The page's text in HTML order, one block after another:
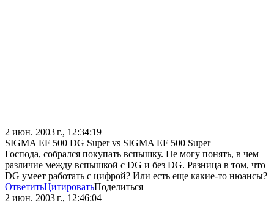
2 июн. 2003 г., 12:34:19
SIGMA EF 500 DG Super vs SIGMA EF 500 Super
Господа, собрался покупать вспышку. Не могу понять, в чем
различие между вспышкой с DG и без DG. Разница в том, что
DG умеет работать с цифрой? Или есть еще какие-то нюансы?
ОтветитьЦитироватьПоделиться
2 июн. 2003 г., 12:46:04